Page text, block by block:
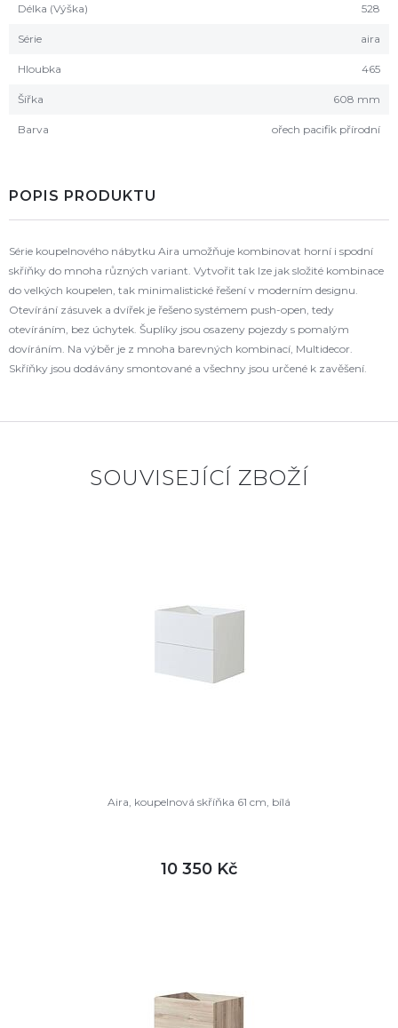
Délka (Výška) 528
Série aira
Hloubka 465
Šířka 608 mm
Barva ořech pacifik přírodní
POPIS PRODUKTU
Série koupelnového nábytku Aira umožňuje kombinovat horní i spodní
skříňky do mnoha různých variant. Vytvořit tak lze jak složité kombinace
do velkých koupelen, tak minimalistické řešení v moderním designu.
Otevírání zásuvek a dvířek je řešeno systémem push-open, tedy
otevíráním, bez úchytek. Šuplíky jsou osazeny pojezdy s pomalým
dovíráním. Na výběr je z mnoha barevných kombinací, Multidecor.
Skříňky jsou dodávány smontované a všechny jsou určené k zavěšení.
SOUVISEJÍCÍ ZBOŽÍ
Aira, koupelnová skříňka 61 cm, bílá
10 350 Kč